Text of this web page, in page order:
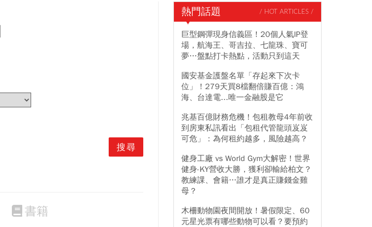
書籍
熱門話題 / HOT ARTICLES /
巨型鋼彈現身信義區！20個人氣IP登
場，航海王、哥吉拉、七龍珠、寶可
夢…盤點打卡熱點，活動只到這天
國安基金護盤名單「存起來下次卡
位」！279天買8檔翻倍賺百億：鴻
海、台達電...唯一金融股是它
兆基百億財務危機！包租教母4年前收
到房東私訊看出「包租代管龍頭岌岌
可危」：為何租約越多，風險越高？
健身工廠 vs World Gym大解密！世界
健身-KY營收大勝，獲利卻輸給柏文？
教練課、會籍…誰才是真正賺錢金雞
母？
木柵動物園夜間開放！暑假限定、60
元星光票有哪些動物可以看？要預約